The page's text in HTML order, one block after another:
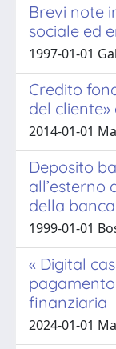
Brevi note
sociale ed
1997-01-01
Credito
del
2014-01-01
Deposito
all’esterno
della banca
1999-01-01
« Digital
finanziaria
2024-01-01